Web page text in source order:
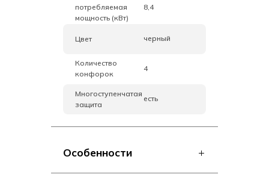
потребляемая
мощность (кВт)
8,4
Цвет черный
Количество
конфорок
4
Многоступенчатая
защита
есть
Особенности